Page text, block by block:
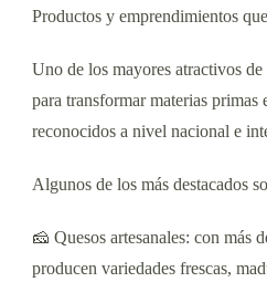
Productos y emprendimientos
Uno de los mayores atractivos de
para transformar materias primas
reconocidos a nivel nacional e
Algunos de los más destacados
🧀 Quesos artesanales: con más
producen variedades frescas,